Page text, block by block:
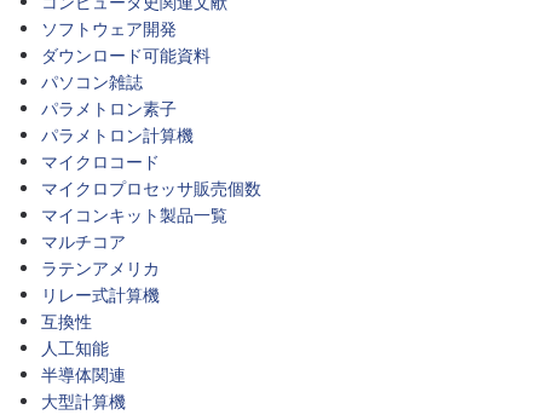
ソフトウェア開発
ダウンロード可能資料
パソコン雑誌
パラメトロン素子
パラメトロン計算機
マイクロコード
マイクロプロセッサ販売個数
マイコンキット製品一覧
マルチコア
ラテンアメリカ
リレー式計算機
互換性
人工知能
半導体関連
大型計算機